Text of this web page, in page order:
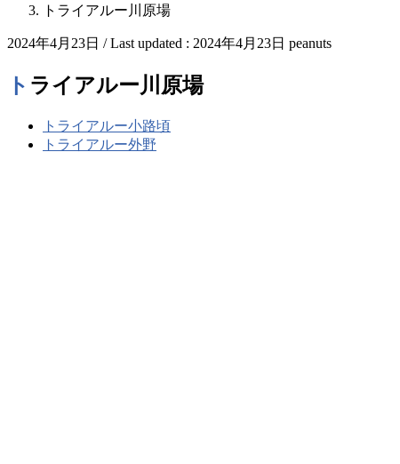
トライアルー川原場
2024年4月23日 / Last updated : 2024年4月23日 peanuts
トライアルー川原場
トライアルー小路頃
トライアルー外野